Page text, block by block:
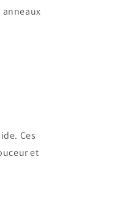
anneaux
Ces
et